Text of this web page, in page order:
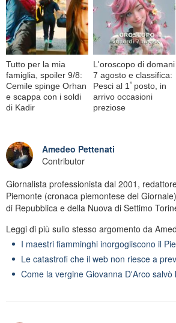
Tutto per la mia
famiglia, spoiler 9/8:
Cemile spinge Orhan
e scappa con i soldi
di Kadir
L'oroscopo di domani
7 agosto e classifica:
Pesci al 1ﾟposto, in
arrivo occasioni
preziose
Amedeo Pettenati
Contributor
Giornalista professionista dal 2001,
Piemonte (cronaca piemontese del
di Repubblica e della Nuova di Settimo
Leggi di più sullo stesso argomento da
I maestri fiamminghi inorgogliscono il
Le catastrofi che il web non riesce a
Come la vergine Giovanna D'Arco salvò